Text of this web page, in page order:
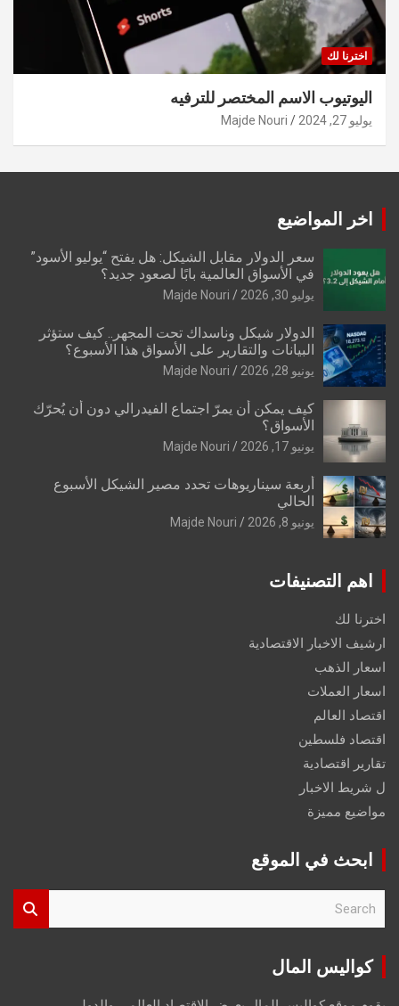
اخترنا لك
اليوتيوب الاسم المختصر للترفيه
يوليو 27, 2024 Majde Nouri
اخر المواضيع
سعر الدولار مقابل الشيكل: هل يفتح “يوليو الأسود”
في الأسواق العالمية بابًا لصعود جديد؟
يوليو 30, 2026 Majde Nouri
الدولار شيكل وناسداك تحت المجهر.. كيف ستؤثر
البيانات والتقارير على الأسواق هذا الأسبوع؟
يونيو 28, 2026 Majde Nouri
كيف يمكن أن يمرّ اجتماع الفيدرالي دون أن يُحرّك
الأسواق؟
يونيو 17, 2026 Majde Nouri
أربعة سيناريوهات تحدد مصير الشيكل الأسبوع
الحالي
يونيو 8, 2026 Majde Nouri
اهم التصنيفات
اخترنا لك
ارشيف الاخبار الاقتصادية
اسعار الذهب
اسعار العملات
اقتصاد العالم
اقتصاد فلسطين
تقارير اقتصادية
ل شريط الاخبار
مواضيع مميزة
ابحث في الموقع
r
كواليس المال